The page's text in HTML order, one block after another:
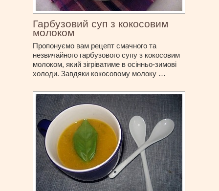
Гарбузовий суп з кокосовим
молоком
Пропонуємо вам рецепт смачного та
незвичайного гарбузового супу з кокосовим
молоком, який зігріватиме в осінньо-зимові
холоди. Завдяки кокосовому молоку …